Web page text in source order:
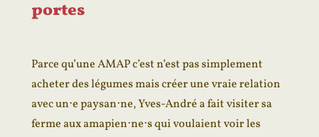
portes
Parce qu’une AMAP c’est n’est pas simplement
acheter des légumes mais créer une vraie relation
avec un⋅e paysan⋅ne, Yves-André a fait visiter sa
ferme aux amapien⋅ne⋅s qui voulaient voir les